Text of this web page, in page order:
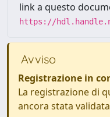
link a questo
https://
Avviso
Registrazione in
La registrazione di
ancora stata